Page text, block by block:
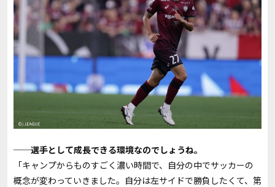
──選手として成長できる環境なのでしょうね。
「キャンプからものすごく濃い時間で、自分の中でサッカーの
概念が変わっていきました。自分は左サイドで勝負したくて、第